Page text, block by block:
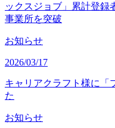
ックスジョブ」累計登録
事業所を突破
お知らせ
2026/03/17
キャリアクラフト様に「
た
お知らせ